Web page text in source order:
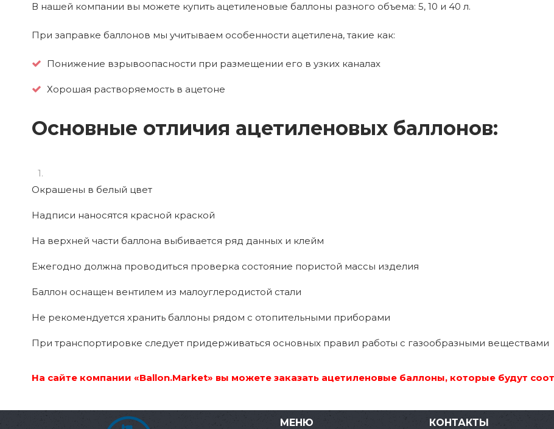
В нашей компании вы можете купить ацетиленовые баллоны разного объема: 5, 10 и 40 л.
При заправке баллонов мы учитываем особенности ацетилена, такие как:
Понижение взрывоопасности при размещении его в узких каналах
Хорошая растворяемость в ацетоне
Основные отличия ацетиленовых баллонов:
Окрашены в белый цвет
Надписи наносятся красной краской
На верхней части баллона выбивается ряд данных и клейм
Ежегодно должна проводиться проверка состояние пористой массы изделия
Баллон оснащен вентилем из малоуглеродистой стали
Не рекомендуется хранить баллоны рядом с отопительными приборами
При транспортировке следует придерживаться основных правил работы с газообразными веществами
На сайте компании «Ballon.Market» вы можете заказать ацетиленовые баллоны, которые будут
МЕНЮ КОНТАКТЫ